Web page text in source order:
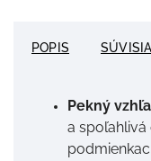
POPIS
Pekný
a spoľahlivá